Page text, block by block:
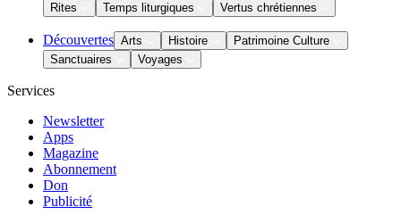
Rites
Temps liturgiques Vertus chrétiennes
Découvertes Arts Histoire
Patrimoine Culture
Sanctuaires
Voyages
Services
Newsletter
Apps
Magazine
Abonnement
Don
Publicité